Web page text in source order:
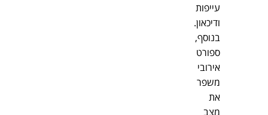
עייפות
ודיכאון.
בנוסף,
ספורט
אירובי
משפר
את
מצב